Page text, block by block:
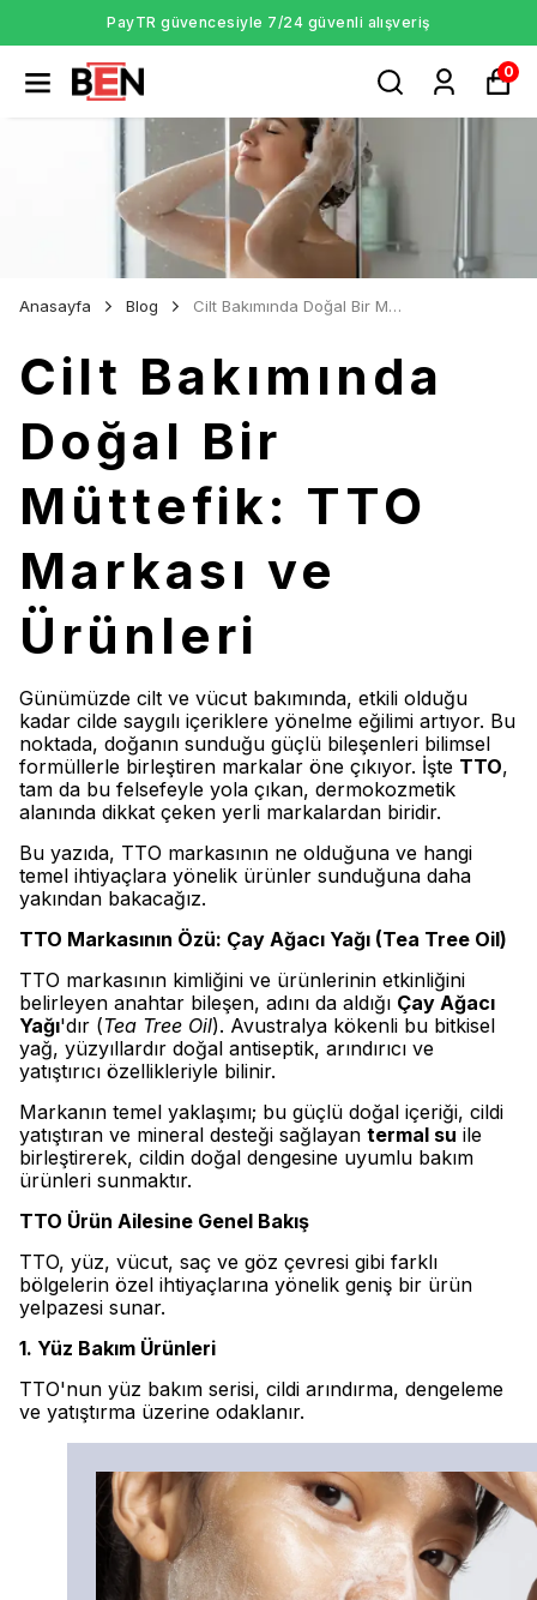
PayTR güvencesiyle 7/24 güvenli alışveriş
0
Anasayfa Blog Cilt Bakımında Doğal Bir Müttefik: TTO Markası ve Ürünleri
Cilt Bakımında
Doğal Bir
Müttefik: TTO
Markası ve
Ürünleri
Günümüzde cilt ve vücut bakımında, etkili olduğu
kadar cilde saygılı içeriklere yönelme eğilimi artıyor. Bu
noktada, doğanın sunduğu güçlü bileşenleri bilimsel
formüllerle birleştiren markalar öne çıkıyor. İşte TTO,
tam da bu felsefeyle yola çıkan, dermokozmetik
alanında dikkat çeken yerli markalardan biridir.
Bu yazıda, TTO markasının ne olduğuna ve hangi
temel ihtiyaçlara yönelik ürünler sunduğuna daha
yakından bakacağız.
TTO Markasının Özü: Çay Ağacı Yağı (Tea Tree Oil)
TTO markasının kimliğini ve ürünlerinin etkinliğini
belirleyen anahtar bileşen, adını da aldığı Çay Ağacı
Yağı'dır (Tea Tree Oil). Avustralya kökenli bu bitkisel
yağ, yüzyıllardır doğal antiseptik, arındırıcı ve
yatıştırıcı özellikleriyle bilinir.
Markanın temel yaklaşımı; bu güçlü doğal içeriği, cildi
yatıştıran ve mineral desteği sağlayan termal su ile
birleştirerek, cildin doğal dengesine uyumlu bakım
ürünleri sunmaktır.
TTO Ürün Ailesine Genel Bakış
TTO, yüz, vücut, saç ve göz çevresi gibi farklı
bölgelerin özel ihtiyaçlarına yönelik geniş bir ürün
yelpazesi sunar.
1. Yüz Bakım Ürünleri
TTO'nun yüz bakım serisi, cildi arındırma, dengeleme
ve yatıştırma üzerine odaklanır.